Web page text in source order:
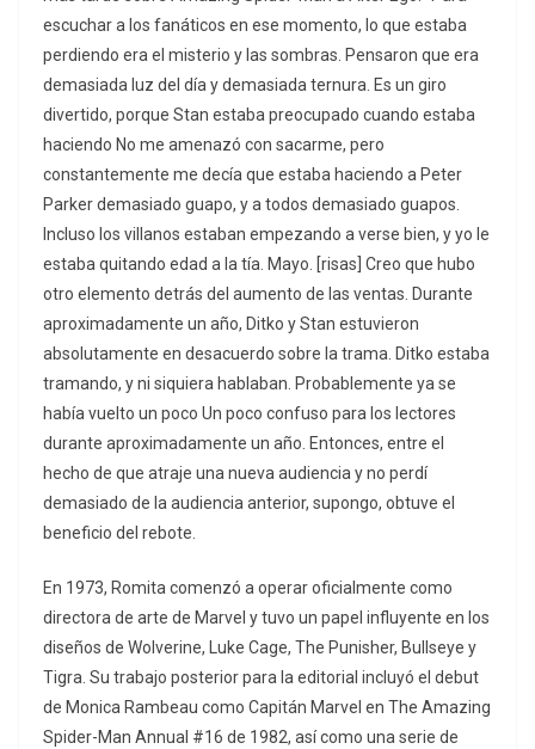
escuchar a los fanáticos en ese momento, lo que estaba
perdiendo era el misterio y las sombras. Pensaron que era
demasiada luz del día y demasiada ternura. Es un giro
divertido, porque Stan estaba preocupado cuando estaba
haciendo No me amenazó con sacarme, pero
constantemente me decía que estaba haciendo a Peter
Parker demasiado guapo, y a todos demasiado guapos.
Incluso los villanos estaban empezando a verse bien, y yo le
estaba quitando edad a la tía. Mayo. [risas] Creo que hubo
otro elemento detrás del aumento de las ventas. Durante
aproximadamente un año, Ditko y Stan estuvieron
absolutamente en desacuerdo sobre la trama. Ditko estaba
tramando, y ni siquiera hablaban. Probablemente ya se
había vuelto un poco Un poco confuso para los lectores
durante aproximadamente un año. Entonces, entre el
hecho de que atraje una nueva audiencia y no perdí
demasiado de la audiencia anterior, supongo, obtuve el
beneficio del rebote.
En 1973, Romita comenzó a operar oficialmente como
directora de arte de Marvel y tuvo un papel influyente en los
diseños de Wolverine, Luke Cage, The Punisher, Bullseye y
Tigra. Su trabajo posterior para la editorial incluyó el debut
de Monica Rambeau como Capitán Marvel en The Amazing
Spider-Man Annual #16 de 1982, así como una serie de